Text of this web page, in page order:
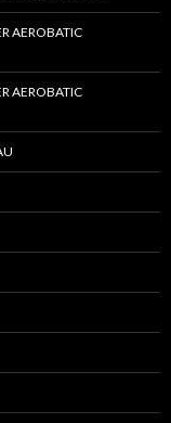
AEROBATIC
AEROBATIC